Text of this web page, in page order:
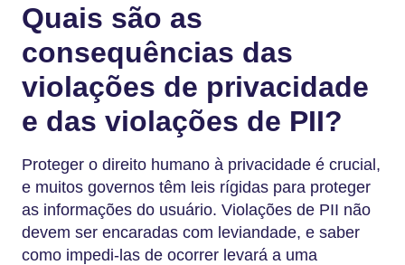
Quais são as
consequências das
violações de privacidade
e das violações de PII?
Proteger o direito humano à privacidade é crucial,
e muitos governos têm leis rígidas para proteger
as informações do usuário. Violações de PII não
devem ser encaradas com leviandade, e saber
como impedi-las de ocorrer levará a uma